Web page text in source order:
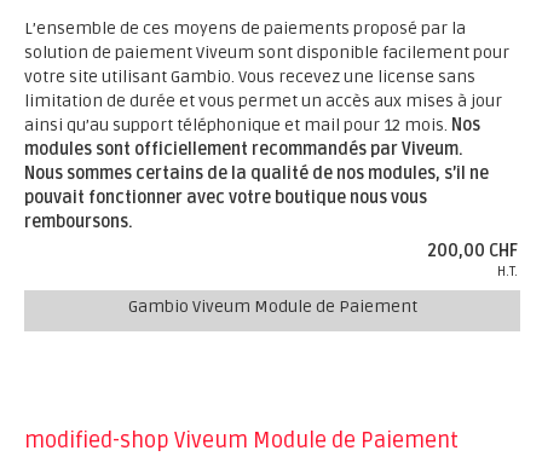
L’ensemble de ces moyens de paiements proposé par la
solution de paiement Viveum sont disponible facilement pour
votre site utilisant Gambio. Vous recevez une license sans
limitation de durée et vous permet un accès aux mises à jour
ainsi qu’au support téléphonique et mail pour 12 mois. Nos
modules sont officiellement recommandés par Viveum.
Nous sommes certains de la qualité de nos modules, s’il ne
pouvait fonctionner avec votre boutique nous vous
remboursons.
200,00 CHF
H.T.
Gambio Viveum Module de Paiement
modified-shop Viveum Module de Paiement